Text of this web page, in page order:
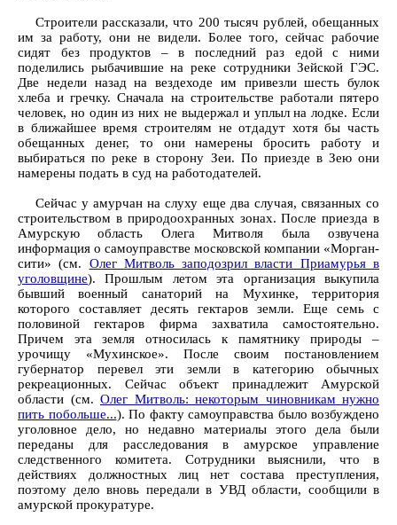
Строители рассказали, что 200 тысяч рублей, обещанных
им за работу, они не видели. Более того, сейчас рабочие
сидят без продуктов – в последний раз едой с ними
поделились рыбачившие на реке сотрудники Зейской ГЭС.
Две недели назад на вездеходе им привезли шесть булок
хлеба и гречку. Сначала на строительстве работали пятеро
человек, но один из них не выдержал и уплыл на лодке. Если
в ближайшее время строителям не отдадут хотя бы часть
обещанных денег, то они намерены бросить работу и
выбираться по реке в сторону Зеи. По приезде в Зею они
намерены подать в суд на работодателей.
Сейчас у амурчан на слуху еще два случая, связанных со
строительством в природоохранных зонах. После приезда в
Амурскую область Олега Митволя была озвучена
информация о самоуправстве московской компании «Морган-
сити» (см. Олег Митволь заподозрил власти Приамурья в
уголовщине). Прошлым летом эта организация выкупила
бывший военный санаторий на Мухинке, территория
которого составляет десять гектаров земли. Еще семь с
половиной гектаров фирма захватила самостоятельно.
Причем эта земля относилась к памятнику природы –
урочищу «Мухинское». После своим постановлением
губернатор перевел эти земли в категорию обычных
рекреационных. Сейчас объект принадлежит Амурской
области (см. Олег Митволь: некоторым чиновникам нужно
пить побольше...). По факту самоуправства было возбуждено
уголовное дело, но недавно материалы этого дела были
переданы для расследования в амурское управление
следственного комитета. Сотрудники выяснили, что в
действиях должностных лиц нет состава преступления,
поэтому дело вновь передали в УВД области, сообщили в
амурской прокуратуре.